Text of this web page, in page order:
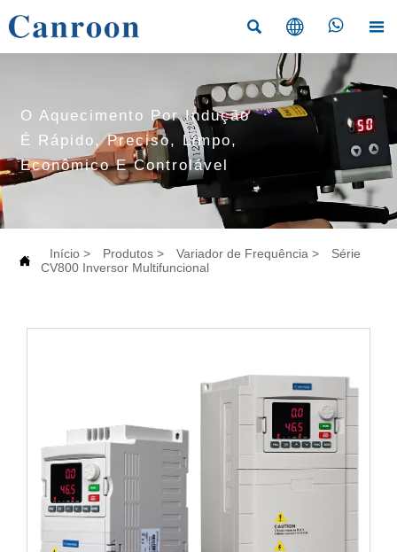
   
O Aquecimento Por Indução
É Rápido, Preciso, Limpo,
Econômico E Controlável
 Início > Produtos > Variador de Frequência >
Série
CV800 Inversor Multifuncional